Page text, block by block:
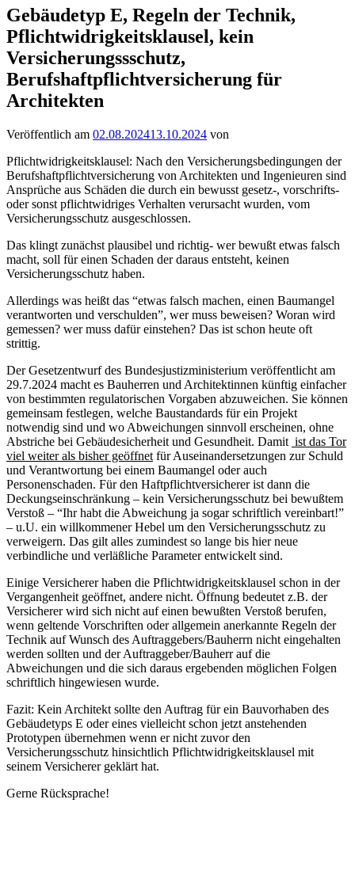
Gebäudetyp E, Regeln der Technik,
Pflichtwidrigkeitsklausel, kein
Versicherungssschutz,
Berufshaftpflichtversicherung für
Architekten
Veröffentlich am 02.08.202413.10.2024 von
Pflichtwidrigkeitsklausel: Nach den Versicherungsbedingungen der
Berufshaftpflichtversicherung von Architekten und Ingenieuren sind
Ansprüche aus Schäden die durch ein bewusst gesetz-, vorschrifts-
oder sonst pflichtwidriges Verhalten verursacht wurden, vom
Versicherungsschutz ausgeschlossen.
Das klingt zunächst plausibel und richtig- wer bewußt etwas falsch
macht, soll für einen Schaden der daraus entsteht, keinen
Versicherungsschutz haben.
Allerdings was heißt das “etwas falsch machen, einen Baumangel
verantworten und verschulden”, wer muss beweisen? Woran wird
gemessen? wer muss dafür einstehen? Das ist schon heute oft
strittig.
Der Gesetzentwurf des Bundesjustizministerium veröffentlicht am
29.7.2024 macht es Bauherren und Architektinnen künftig einfacher
von bestimmten regulatorischen Vorgaben abzuweichen. Sie können
gemeinsam festlegen, welche Baustandards für ein Projekt
notwendig sind und wo Abweichungen sinnvoll erscheinen, ohne
Abstriche bei Gebäudesicherheit und Gesundheit. Damit ist das Tor
viel weiter als bisher geöffnet für Auseinandersetzungen zur Schuld
und Verantwortung bei einem Baumangel oder auch
Personenschaden. Für den Haftpflichtversicherer ist dann die
Deckungseinschränkung – kein Versicherungsschutz bei bewußtem
Verstoß – “Ihr habt die Abweichung ja sogar schriftlich vereinbart!”
– u.U. ein willkommener Hebel um den Versicherungsschutz zu
verweigern. Das gilt alles zumindest so lange bis hier neue
verbindliche und verläßliche Parameter entwickelt sind.
Einige Versicherer haben die Pflichtwidrigkeitsklausel schon in der
Vergangenheit geöffnet, andere nicht. Öffnung bedeutet z.B. der
Versicherer wird sich nicht auf einen bewußten Verstoß berufen,
wenn geltende Vorschriften oder allgemein anerkannte Regeln der
Technik auf Wunsch des Auftraggebers/Bauherrn nicht eingehalten
werden sollten und der Auftraggeber/Bauherr auf die
Abweichungen und die sich daraus ergebenden möglichen Folgen
schriftlich hingewiesen wurde.
Fazit: Kein Architekt sollte den Auftrag für ein Bauvorhaben des
Gebäudetyps E oder eines vielleicht schon jetzt anstehenden
Prototypen übernehmen wenn er nicht zuvor den
Versicherungsschutz hinsichtlich Pflichtwidrigkeitsklausel mit
seinem Versicherer geklärt hat.
Gerne Rücksprache!